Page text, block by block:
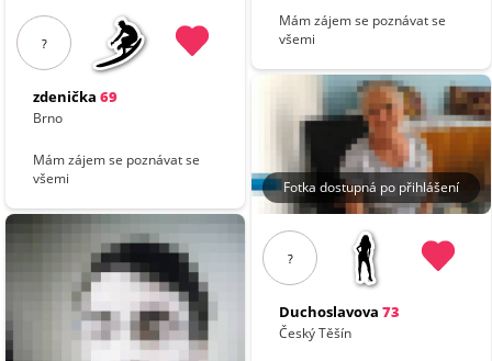
?
zdenička 69
Brno
Mám zájem se poznávat se
všemi
Mám zájem se poznávat se
všemi
Fotka dostupná po přihlášení
?
Duchoslavova 73
Český Těšín